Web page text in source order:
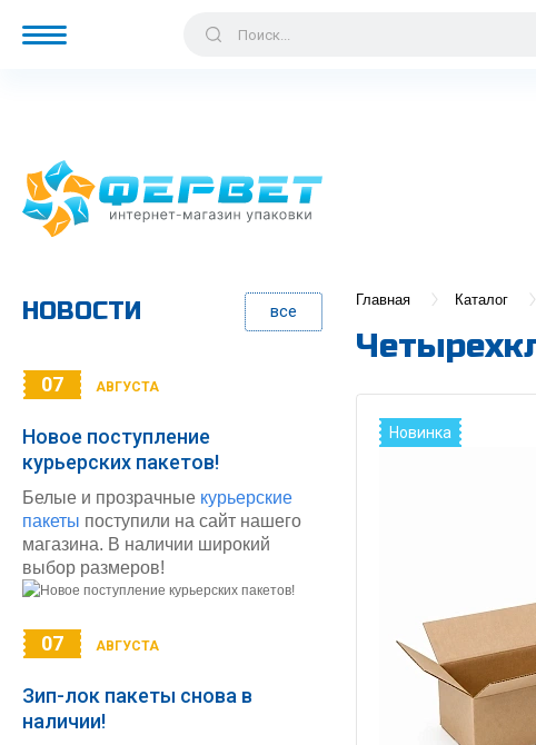
Главная Каталог
Новинка
НОВОСТИ все
07 АВГУСТА
Новое поступление
курьерских пакетов!
Белые и прозрачные курьерские
пакеты поступили на сайт нашего
магазина. В наличии широкий
выбор размеров!
07 АВГУСТА
Зип-лок пакеты снова в
наличии!